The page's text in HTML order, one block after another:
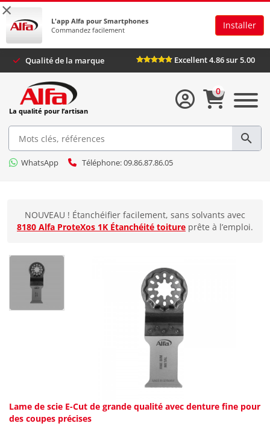
×
L'app Alfa pour Smartphones
Commandez facilement
Installer
Qualité de la marque Excellent 4.86 sur 5.00
La qualité pour l’artisan
WhatsApp Téléphone: 09.86.87.86.05
0
NOUVEAU ! Étanchéifier facilement, sans solvants avec
8180 Alfa ProteXos 1K Étanchéité toiture prête à l’emploi.
Lame de scie E-Cut de grande qualité avec denture fine pour
des coupes précises